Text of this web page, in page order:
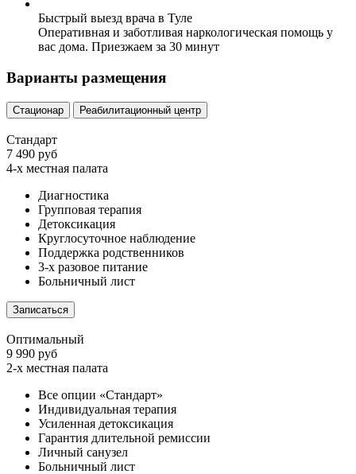
Быстрый выезд врача в Туле
Оперативная и заботливая наркологическая помощь у
вас дома. Приезжаем за 30 минут
Варианты размещения
Стационар Реабилитационный центр
Стандарт
7 490 руб
4-х местная палата
Диагностика
Групповая терапия
Детоксикация
Круглосуточное наблюдение
Поддержка родственников
3-х разовое питание
Больничный лист
Записаться
Оптимальный
9 990 руб
2-х местная палата
Все опции «Стандарт»
Индивидуальная терапия
Усиленная детоксикация
Гарантия длительной ремиссии
Личный санузел
Больничный лист